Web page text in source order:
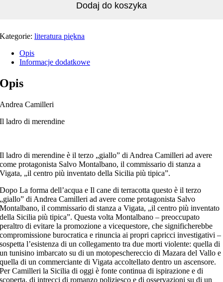
Dodaj do koszyka
Kategorie:literatura piękna
Opis
Informacje dodatkowe
Opis
Andrea Camilleri
Il ladro di merendine
Il ladro di merendine è il terzo „giallo” di Andrea Camilleri ad avere
come protagonista Salvo Montalbano, il commissario di stanza a
Vigata, „il centro più inventato della Sicilia più tipica”.
Dopo La forma dell’acqua e Il cane di terracotta questo è il terzo
„giallo” di Andrea Camilleri ad avere come protagonista Salvo
Montalbano, il commissario di stanza a Vigata, „il centro più inventato
della Sicilia più tipica”. Questa volta Montalbano – preoccupato
peraltro di evitare la promozione a vicequestore, che significherebbe
compromissione burocratica e rinuncia ai propri capricci investigativi –
sospetta l’esistenza di un collegamento tra due morti violente: quella di
un tunisino imbarcato su di un motopeschereccio di Mazara del Vallo e
quella di un commerciante di Vigata accoltellato dentro un ascensore.
Per Camilleri la Sicilia di oggi è fonte continua di ispirazione e di
scoperta, di intrecci di romanzo poliziesco e di osservazioni su di un